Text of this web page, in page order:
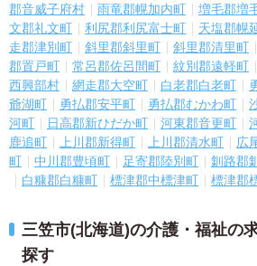
郡音威子府村
雨竜郡幌加内町 増毛郡増
文郡礼文町
利尻郡利尻富士町 天塩郡幌
走郡津別町
斜里郡斜里町 斜里郡清里町
郡置戸町
常呂郡佐呂間町 紋別郡遠軽町
西興部村
網走郡大空町 白老郡白老町
爺湖町
勇払郡安平町 勇払郡むかわ町
河町
日高郡新ひだか町 河東郡音更町
鹿追町
上川郡新得町 上川郡清水町 広
町
中川郡豊頃町 足寄郡陸別町 釧路郡
白糠郡白糠町
標津郡中標津町 標津郡
三笠市(北海道)の介護・福祉の
探す